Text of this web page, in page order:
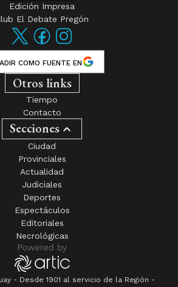
Edición Impresa
El Debate Pregón
COMO FUENTE EN
Otros links
Tiempo
Contacto
Secciones
Ciudad
Provinciales
Actualidad
Judiciales
Deportes
Espectáculos
Editoriales
Necrológicas
- Desde 1901 al servicio de la Región -